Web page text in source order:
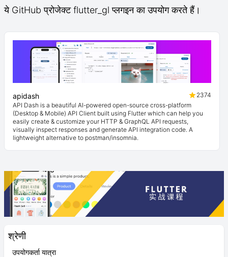
श्रेणी
उपयोगकर्ता यात्रा
ये GitHub प्रोजेक्ट flutter_gl प्लगइन का उपयोग करते हैं।
apidash
2374
API Dash is a beautiful AI-powered open-source cross-platform
(Desktop & Mobile) API Client built using Flutter which can help you
easily create & customize your HTTP & GraphQL API requests,
visually inspect responses and generate API integration code. A
lightweight alternative to postman/insomnia.